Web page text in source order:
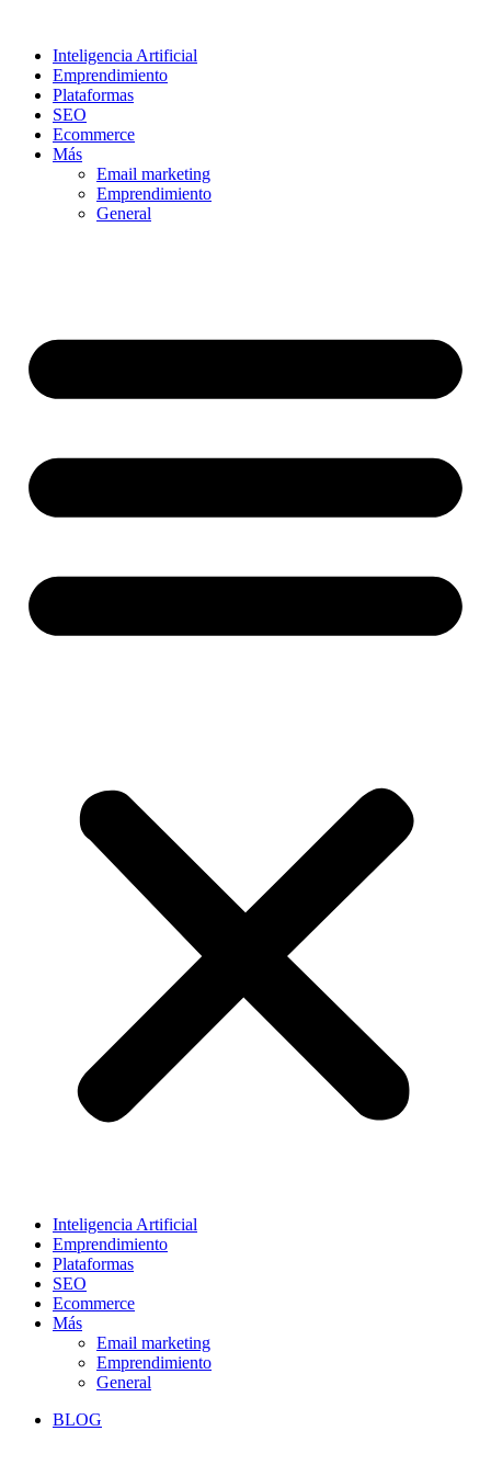
contenidoInteligencia Artificial
Emprendimiento
Plataformas
SEO
Ecommerce
Más
Email marketing
Emprendimiento
General
Inteligencia Artificial
Emprendimiento
Plataformas
SEO
Ecommerce
Más
Email marketing
Emprendimiento
General
BLOG